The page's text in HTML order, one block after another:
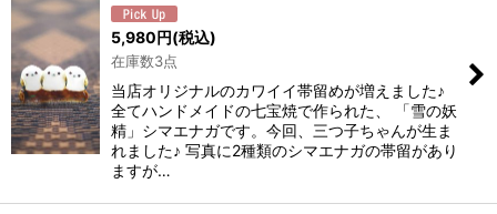
5,980円(税込)
在庫数3点
当店オリジナルのカワイイ帯留めが増えました♪
全てハンドメイドの七宝焼で作られた、 「雪の妖
精」シマエナガです。今回、三つ子ちゃんが生ま
れました♪ 写真に2種類のシマエナガの帯留があり
ますが…